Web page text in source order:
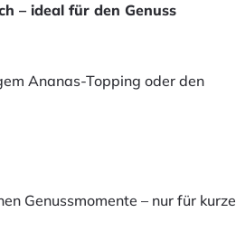
– ideal für den Genuss
Ananas-Topping oder den
Genussmomente – nur für kurze